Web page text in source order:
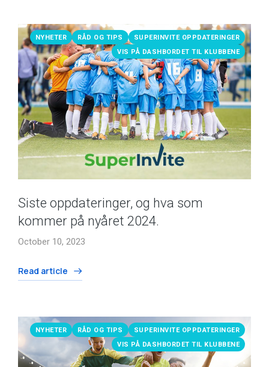
NYHETER RÅD OG TIPS
SUPERINVITE OPPDATERINGER
VIS PÅ DASHBORDET TIL KLUBBENE
Siste oppdateringer, og hva som
kommer på nyåret 2024.
October 10, 2023
Read article
NYHETER RÅD OG TIPS
SUPERINVITE OPPDATERINGER
VIS PÅ DASHBORDET TIL KLUBBENE